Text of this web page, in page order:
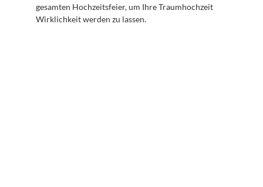
gesamten Hochzeitsfeier, um Ihre Traumhochzeit
Wirklichkeit werden zu lassen.